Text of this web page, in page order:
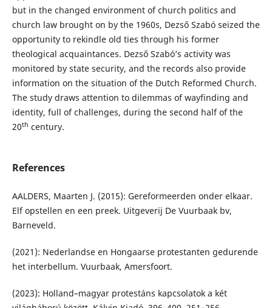
but in the changed environment of church politics and
church law brought on by the 1960s, Dezső Szabó seized the
opportunity to rekindle old ties through his former
theological acquaintances. Dezső Szabó’s activity was
monitored by state security, and the records also provide
information on the situation of the Dutch Reformed Church.
The study draws attention to dilemmas of wayfinding and
identity, full of challenges, during the second half of the
20th century.
References
AALDERS, Maarten J. (2015): Gereformeerden onder elkaar.
Elf opstellen en een preek. Uitgeverij De Vuurbaak bv,
Barneveld.
(2021): Nederlandse en Hongaarse protestanten gedurende
het interbellum. Vuurbaak, Amersfoort.
(2023): Holland–magyar protestáns kapcsolatok a két